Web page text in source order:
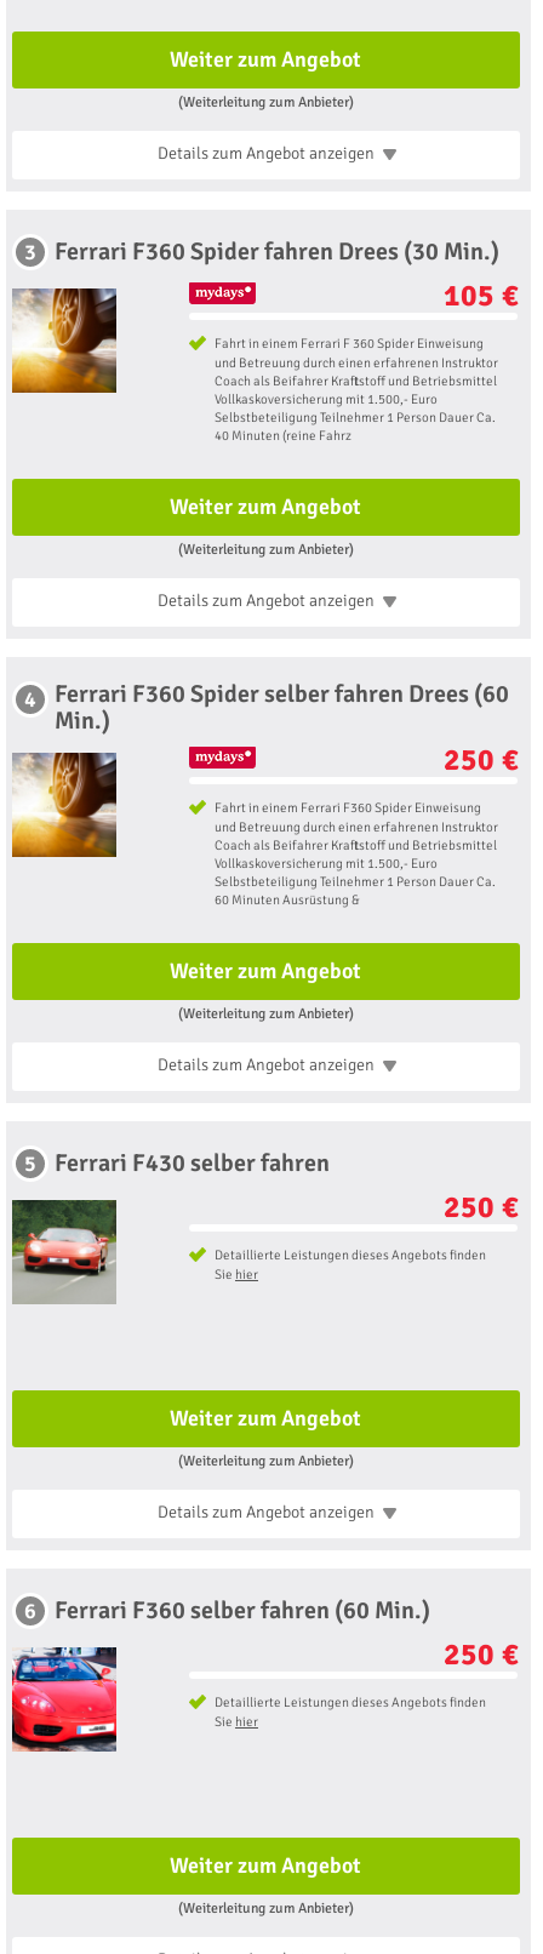
Weiter zum Angebot
(Weiterleitung zum Anbieter)
Details zum Angebotanzeigen
3 Ferrari F360 Spider fahren Drees (30 Min.)
105 €
Fahrt in einem Ferrari F 360 Spider Einweisung
und Betreuung durch einen erfahrenen Instruktor
Coach als Beifahrer Kraftstoff und Betriebsmittel
Vollkaskoversicherung mit 1.500,- Euro
Selbstbeteiligung Teilnehmer 1 Person Dauer Ca.
40 Minuten (reine Fahrz
Weiter zum Angebot
(Weiterleitung zum Anbieter)
Details zum Angebotanzeigen
4
Ferrari F360 Spider selber fahren Drees (60
Min.)
250 €
Fahrt in einem Ferrari F360 Spider Einweisung
und Betreuung durch einen erfahrenen Instruktor
Coach als Beifahrer Kraftstoff und Betriebsmittel
Vollkaskoversicherung mit 1.500,- Euro
Selbstbeteiligung Teilnehmer 1 Person Dauer Ca.
60 Minuten Ausrüstung &
Weiter zum Angebot
(Weiterleitung zum Anbieter)
Details zum Angebotanzeigen
5 Ferrari F430 selber fahren
250 €
Detaillierte Leistungen dieses Angebots finden
Sie hier
Weiter zum Angebot
(Weiterleitung zum Anbieter)
Details zum Angebotanzeigen
6 Ferrari F360 selber fahren (60 Min.)
250 €
Detaillierte Leistungen dieses Angebots finden
Sie hier
Weiter zum Angebot
(Weiterleitung zum Anbieter)